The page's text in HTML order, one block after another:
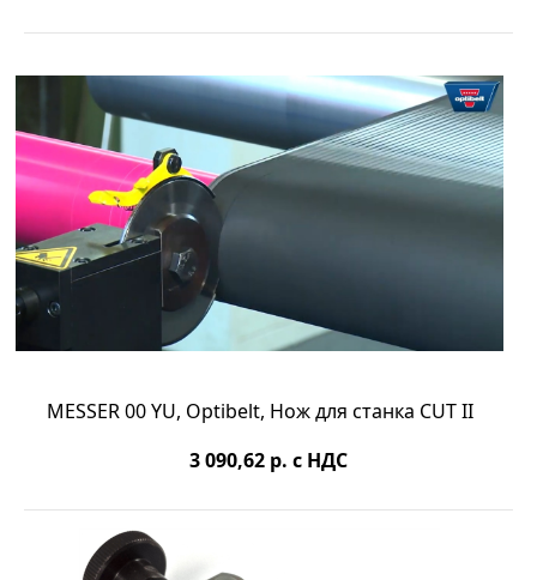
MESSER 00 YU, Optibelt, Нож для станка CUT II
3 090,62 р. с НДС